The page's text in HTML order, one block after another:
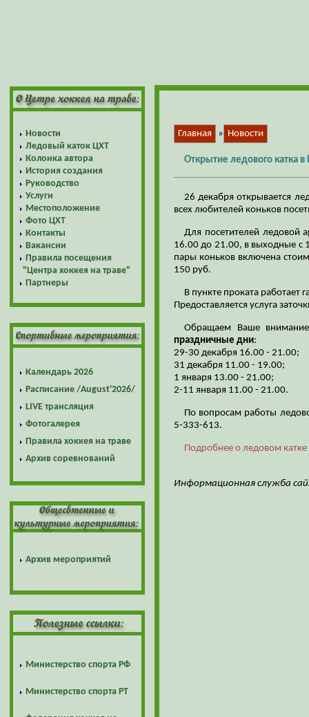
Новости
Ледовый каток ЦХТ
Колонка автора
История создания
Руководство
Услуги
Местоположение
Фото ЦХТ
Контакты
Вакансии
Правила посещения
"Центра хоккея на траве"
Партнеры
Календарь 2026
Расписание /August'2026/
LIVE трансляция
Фотогалерея
Правила хоккея на траве
Архив соревнований
Архив мероприятий
Министерство спорта РФ
Министерство спорта РТ
Главная » Новости
Открытие ледового катка в
26 декабря открывается
всех любителей коньков
Для посетителей ледовой
16.00 до 21.00, в выходные с
пары коньков включена
150 руб.
В пункте проката работает
Предоставляется услуга
Обращаем Ваше
праздничные дни:
29-30 декабря 16.00 - 21.00;
31 декабря 11.00 - 19.00;
1 января 13.00 - 21.00;
2-11 января 11.00 - 21.00.
По вопросам работы
5-333-613.
Подробнее о ледовом катке
Информационная служба